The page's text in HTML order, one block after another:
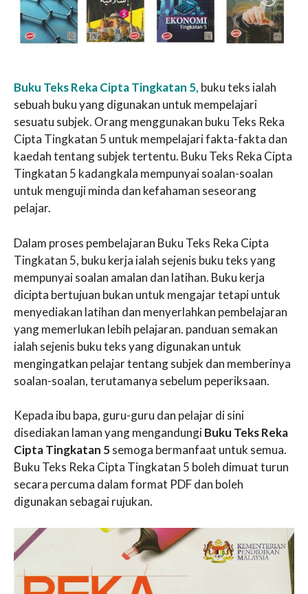
Buku Teks Reka Cipta Tingkatan 5, buku teks ialah
sebuah buku yang digunakan untuk mempelajari
sesuatu subjek. Orang menggunakan buku Teks Reka
Cipta Tingkatan 5 untuk mempelajari fakta-fakta dan
kaedah tentang subjek tertentu. Buku Teks Reka Cipta
Tingkatan 5 kadangkala mempunyai soalan-soalan
untuk menguji minda dan kefahaman seseorang
pelajar.
Dalam proses pembelajaran Buku Teks Reka Cipta
Tingkatan 5, buku kerja ialah sejenis buku teks yang
mempunyai soalan amalan dan latihan. Buku kerja
dicipta bertujuan bukan untuk mengajar tetapi untuk
menyediakan latihan dan menyerlahkan pembelajaran
yang memerlukan lebih pelajaran. panduan semakan
ialah sejenis buku teks yang digunakan untuk
mengingatkan pelajar tentang subjek dan memberinya
soalan-soalan, terutamanya sebelum peperiksaan.
Kepada ibu bapa, guru-guru dan pelajar di sini
disediakan laman yang mengandungiBuku Teks Reka
Cipta Tingkatan 5semoga bermanfaat untuk semua.
Buku Teks Reka Cipta Tingkatan 5 boleh dimuat turun
secara percuma dalam format PDF dan boleh
digunakan sebagai rujukan.